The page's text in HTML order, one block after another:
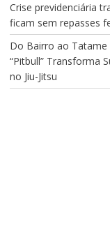
Crise previdenciária
ficam sem repasses
Do Bairro ao Tatame
“Pitbull” Transforma
no Jiu-Jitsu